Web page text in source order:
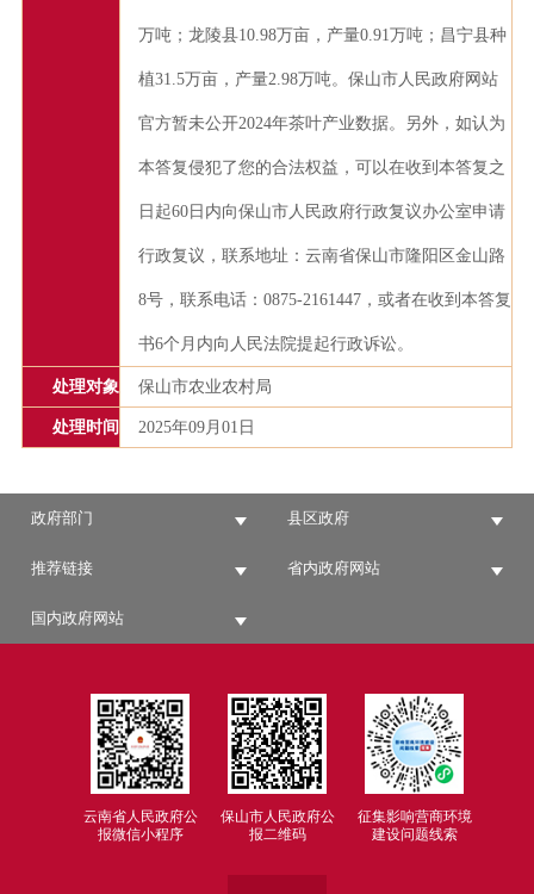
万吨；龙陵县10.98万亩，产量0.91万吨；昌宁县种
植31.5万亩，产量2.98万吨。 保山市人民政府网站
官方暂未公开2024年茶叶产业数据。 另外， 如认为
本答复侵犯了您的合法权益，可以在收到本答复之
日起60日内向保山市人民政府行政复议办公室申请
行政复议，联系地址： 云南省保山市隆阳区金山路
8号，联系电话：0875-2161447，或者在收到本答复
书6个月内向人民法院提起行政诉讼。
处理对象 保山市农业农村局
处理时间 2025年09月01日
政府部门 县区政府
推荐链接 省内政府网站
国内政府网站
云南省人民政府公
报微信小程序
保山市人民政府公
报二维码
征集影响营商环境
建设问题线索